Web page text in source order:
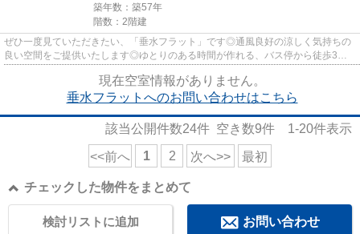
築年数：築57年
階数：2階建
ぜひ一度見ていただきたい、「垂水フラット」です◎通風良好の涼しく気持ちの
良い空間をご提供いたします◎ゆとりのある時間が作れる、バス停から徒歩3分
現在空室情報がありません。
垂水フラットへのお問い合わせはこちら
該当公開件数24件 空き数9件 1-20件表示
<<前へ 1 2 次へ>> 最初
チェックした物件をまとめて
お問い合わせ
検討リストに追加